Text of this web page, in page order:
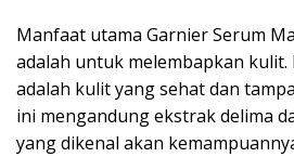
Manfaat utama Garnier Serum
adalah untuk melembapkan kulit.
adalah kulit yang sehat dan
ini mengandung ekstrak delima
yang dikenal akan